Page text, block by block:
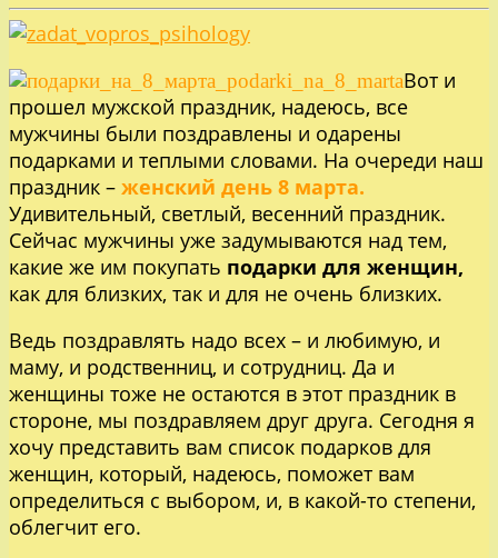
Вот и
прошел мужской праздник, надеюсь, все
мужчины были поздравлены и одарены
подарками и теплыми словами. На очереди наш
праздник – женский день 8 марта.
Удивительный, светлый, весенний праздник.
Сейчас мужчины уже задумываются над тем,
какие же им покупать подарки для женщин,
как для близких, так и для не очень близких.
Ведь поздравлять надо всех – и любимую, и
маму, и родственниц, и сотрудниц. Да и
женщины тоже не остаются в этот праздник в
стороне, мы поздравляем друг друга. Сегодня я
хочу представить вам список подарков для
женщин, который, надеюсь, поможет вам
определиться с выбором, и, в какой-то степени,
облегчит его.